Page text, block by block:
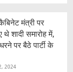
मंत्री पर
शादी समारोह में,
पर बैठे पार्टी के
2024